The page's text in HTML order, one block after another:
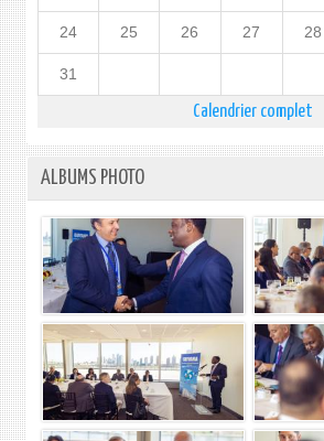
24 25 26 27 28
31
Calendrier complet
ALBUMS PHOTO